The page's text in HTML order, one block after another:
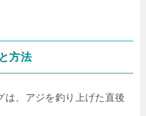
方法
は、アジを釣り上げた直後